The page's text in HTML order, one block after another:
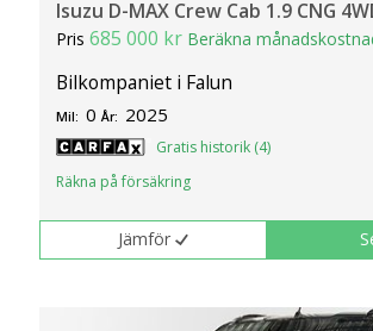
Isuzu D-MAX Crew Cab 1.9 CNG
Pris685 000 kr Beräkna
Bilkompaniet i Falun
Mil: 0 År: 2025
Gratis historik (4)
Räkna på försäkring
Jämför